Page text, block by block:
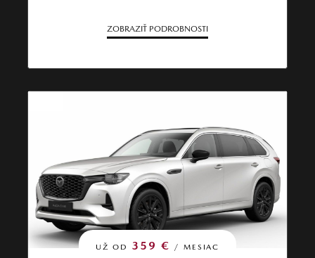
ZOBRAZIŤ PODROBNOSTI
UŽ OD 359 € / MESIAC